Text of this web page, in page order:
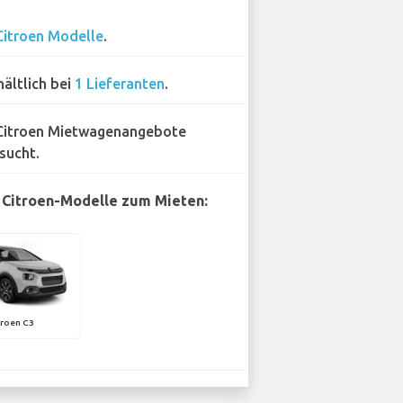
Modelle.
bei 1 Lieferanten.
Mietwagenangebote
Modelle zum Mieten:
C3